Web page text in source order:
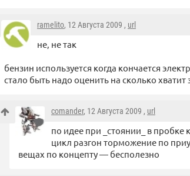
ramelito, 12 Августа 2009 , url
не, не так
бензин используется когда кончается
стало быть надо оценить на сколько хватит
comander, 12 Августа 2009 , url
по идее при _стоянии_ в пробке
цикл разгон торможение по
вещах по концепту — бесполезно